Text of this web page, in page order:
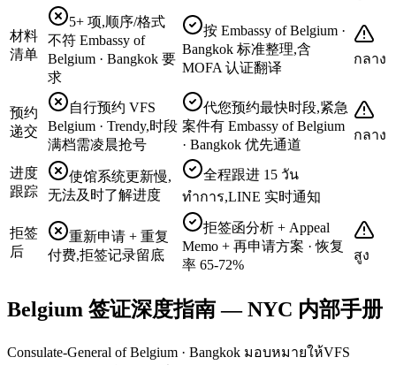
材料
清单
5+ 项,顺序/格式
不符 Embassy of
Belgium · Bangkok 要
求
按 Embassy of Belgium ·
Bangkok 标准整理,含
MOFA 认证翻译
กลาง
预约
递交
自行预约 VFS
Belgium · Trendy,时段
满档需凌晨抢号
代您预约最快时段,紧急
案件有 Embassy of Belgium
· Bangkok 优先通道
กลาง
进度
跟踪
使馆系统更新慢,
无法及时了解进度
全程跟进 15 วัน
ทำการ,LINE 实时通知
拒签
后
重新申请 + 重复
付费,拒签记录留底
拒签函分析 + Appeal
Memo + 再申请方案 · 恢复
率 65-72%
สูง
Belgium 签证深度指南 — NYC 内部手册
Consulate-General of Belgium · Bangkok มอบหมายให้VFS